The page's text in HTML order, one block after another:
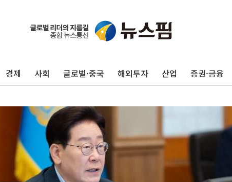
경제 사회 글로벌·중국 해외투자 산업 증권·금융